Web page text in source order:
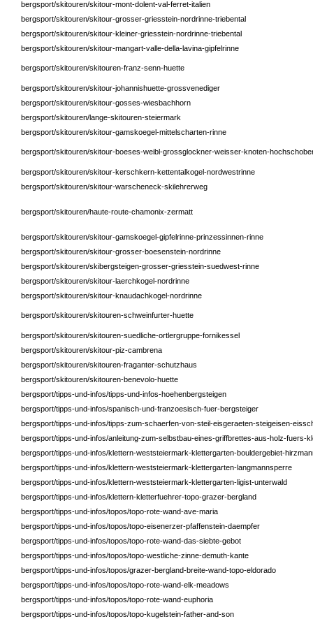
bergsport/skitouren/skitour-mont-dolent-val-ferret-italien
bergsport/skitouren/skitour-grosser-griesstein-nordrinne-triebental
bergsport/skitouren/skitour-kleiner-griesstein-nordrinne-triebental
bergsport/skitouren/skitour-mangart-valle-della-lavina-gipfelrinne
bergsport/skitouren/skitouren-franz-senn-huette
bergsport/skitouren/skitour-johannishuette-grossvenediger
bergsport/skitouren/skitour-gosses-wiesbachhorn
bergsport/skitouren/lange-skitouren-steiermark
bergsport/skitouren/skitour-gamskoegel-mittelscharten-rinne
bergsport/skitouren/skitour-boeses-weibl-grossglockner-weisser-knoten-
bergsport/skitouren/skitour-kerschkern-kettentalkogel-nordwestrinne
bergsport/skitouren/skitour-warscheneck-skilehrerweg
bergsport/skitouren/haute-route-chamonix-zermatt
bergsport/skitouren/skitour-gamskoegel-gipfelrinne-prinzessinnen-rinne
bergsport/skitouren/skitour-grosser-boesenstein-nordrinne
bergsport/skitouren/skibergsteigen-grosser-griesstein-suedwest-rinne
bergsport/skitouren/skitour-laerchkogel-nordrinne
bergsport/skitouren/skitour-knaudachkogel-nordrinne
bergsport/skitouren/skitouren-schweinfurter-huette
bergsport/skitouren/skitouren-suedliche-ortlergruppe-fornikessel
bergsport/skitouren/skitour-piz-cambrena
bergsport/skitouren/skitouren-fraganter-schutzhaus
bergsport/skitouren/skitouren-benevolo-huette
bergsport/tipps-und-infos/tipps-und-infos-hoehenbergsteigen
bergsport/tipps-und-infos/spanisch-und-franzoesisch-fuer-bergsteiger
bergsport/tipps-und-infos/tipps-zum-schaerfen-von-steil-eisgeraeten-steigeisen-
bergsport/tipps-und-infos/anleitung-zum-selbstbau-eines-griffbrettes-aus-holz-fuers-
bergsport/tipps-und-infos/klettern-weststeiermark-klettergarten-bouldergebiet-
bergsport/tipps-und-infos/klettern-weststeiermark-klettergarten-langmannsperre
bergsport/tipps-und-infos/klettern-weststeiermark-klettergarten-ligist-unterwald
bergsport/tipps-und-infos/klettern-kletterfuehrer-topo-grazer-bergland
bergsport/tipps-und-infos/topos/topo-rote-wand-ave-maria
bergsport/tipps-und-infos/topos/topo-eisenerzer-pfaffenstein-daempfer
bergsport/tipps-und-infos/topos/topo-rote-wand-das-siebte-gebot
bergsport/tipps-und-infos/topos/topo-westliche-zinne-demuth-kante
bergsport/tipps-und-infos/topos/grazer-bergland-breite-wand-topo-eldorado
bergsport/tipps-und-infos/topos/topo-rote-wand-elk-meadows
bergsport/tipps-und-infos/topos/topo-rote-wand-euphoria
bergsport/tipps-und-infos/topos/topo-kugelstein-father-and-son